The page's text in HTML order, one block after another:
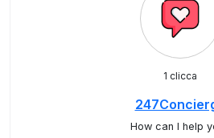
1 clicca
How can I help